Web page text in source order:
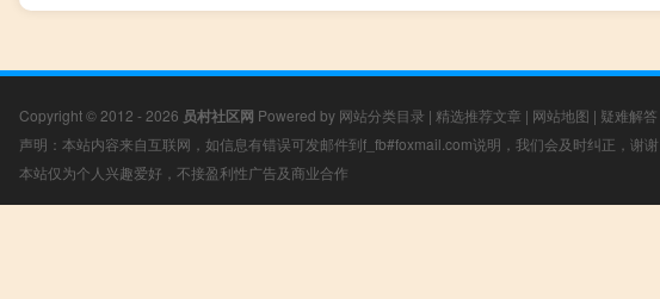
Copyright © 2012 - 2026 员村社区网 Powered by 网站分类目录 | 精选推荐文章 | 网站地图 | 疑难解答
声明：本站内容来自互联网，如信息有错误可发邮件到f_fb#foxmail.com说明，我们会及时纠正，谢谢
本站仅为个人兴趣爱好，不接盈利性广告及商业合作